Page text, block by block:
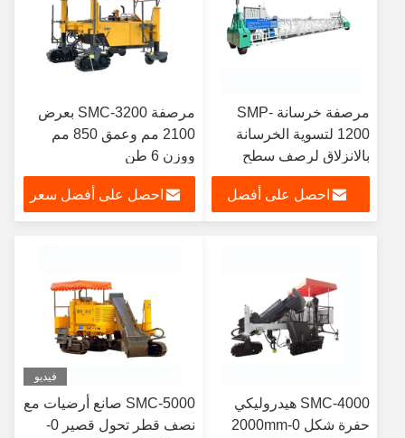
مرصفة خرسانة SMP-
1200 لتسوية الخرسانة
بالانزلاق لرصف سطح
الجسر
احصل على أفضل
مرصفة SMC-3200 بعرض
2100 مم وعمق 850 مم
ووزن 6 طن
احصل على أفضل سعر
SMC-4000 هيدروليكي
حفرة شكل 0-2000mm
فيديو
SMC-5000 صانع أرضيات مع
نصف قطر تحول قصير 0-